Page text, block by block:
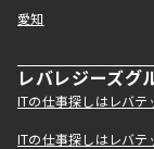
愛知
レバレジーズグ
ITの仕事探しはレバテ
ITの仕事探しはレバテ